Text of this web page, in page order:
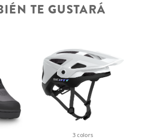
TE GUSTARÁ
3 colors